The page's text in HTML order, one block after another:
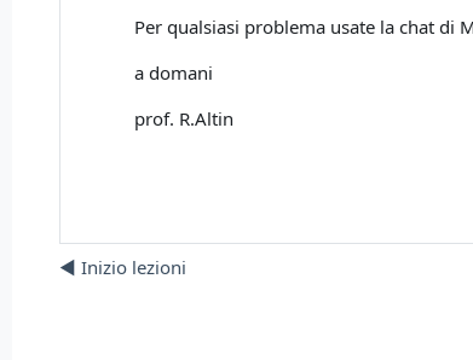
Per qualsiasi problema usate la chat di
a domani
prof. R.Altin
◀︎ Inizio lezioni